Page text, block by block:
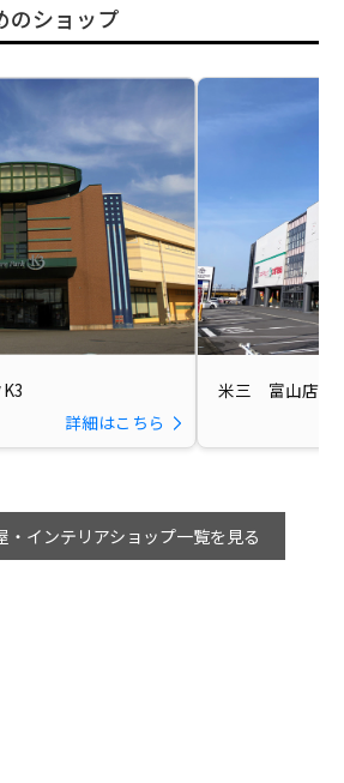
のショップ
詳細はこちら
米三 富山店
・インテリアショップ一覧を見る